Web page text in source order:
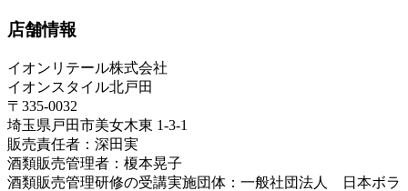
店舗情報
イオンリテール株式会社
イオンスタイル北戸田
〒335-0032
埼玉県戸田市美女木東 1-3-1
販売責任者：深田実
酒類販売管理者：榎本晃子
酒類販売管理研修の受講実施団体：一般社団法人 日本ボラ